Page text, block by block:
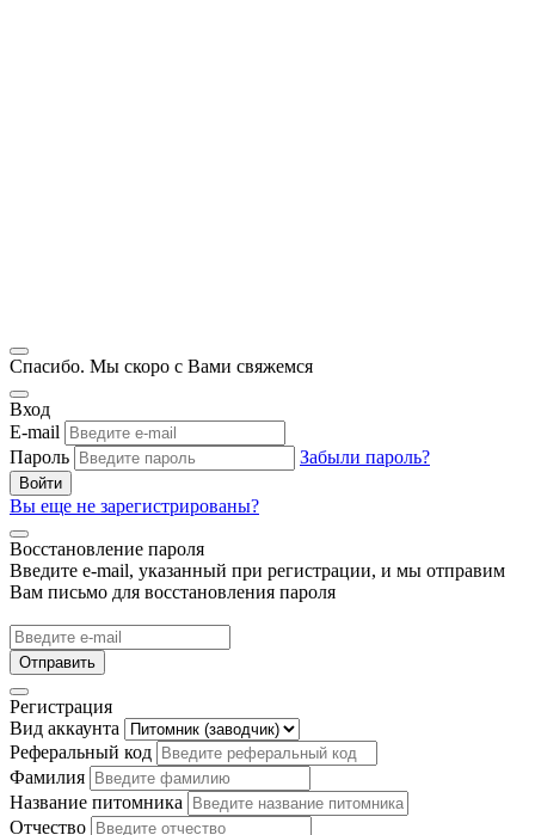
Спасибо. Мы скоро с Вами свяжемся
Вход
E-mail
Пароль
Забыли пароль?
Войти
Вы еще не зарегистрированы?
Восстановление пароля
Введите e-mail, указанный при регистрации, и мы отправим
Вам письмо для восстановления пароля
Отправить
Регистрация
Вид аккаунта
Реферальный код
Фамилия
Название питомника
Отчество